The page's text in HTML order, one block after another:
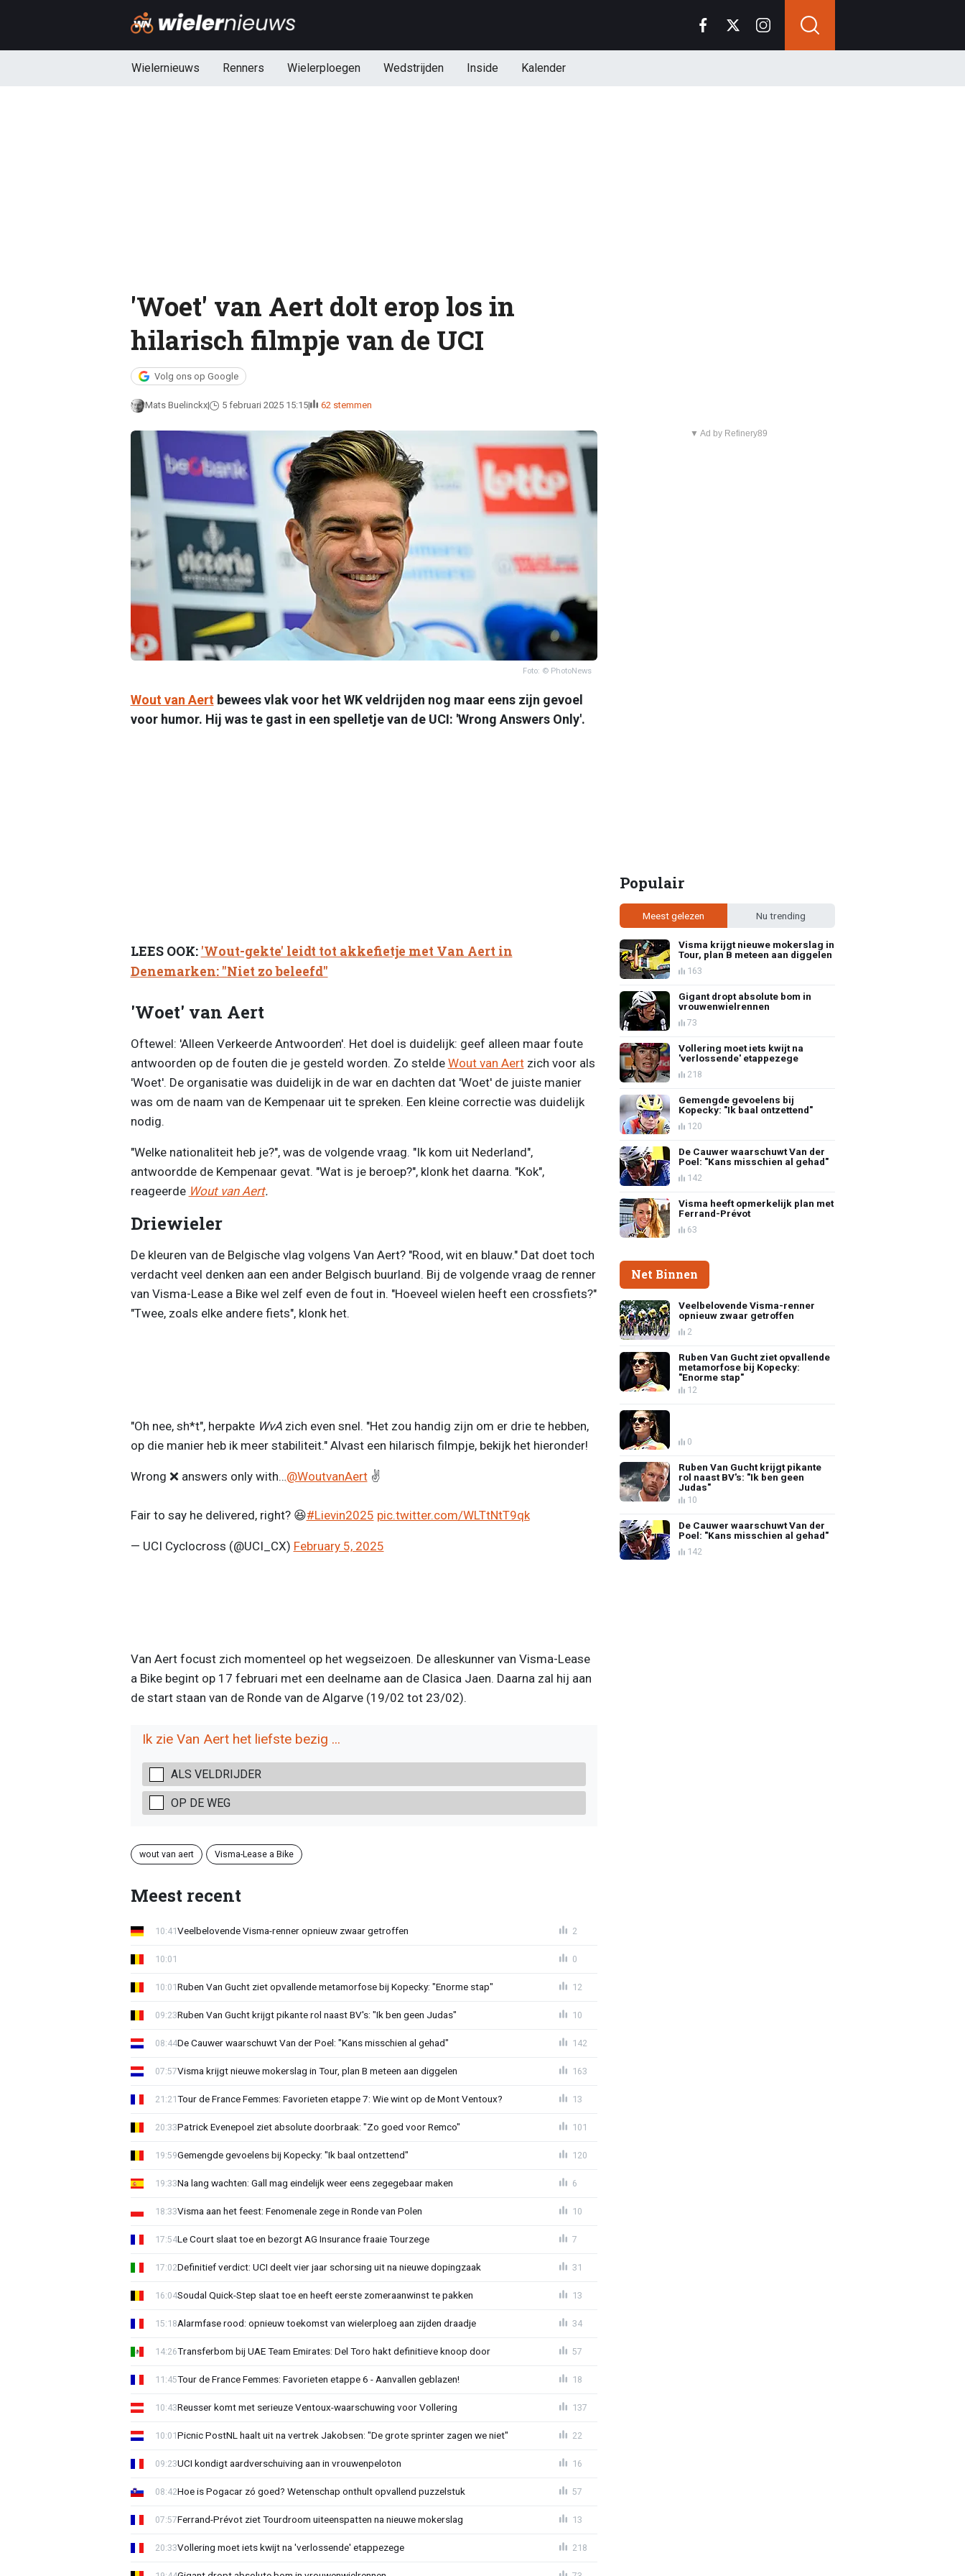
Wielernieuws Renners Wielerploegen Wedstrijden Inside Kalender
'Woet' van Aert dolt erop los in
hilarisch filmpje van de UCI
Volg ons op Google
Mats Buelinckx 5 februari 2025 15:15 62 stemmen
Foto: © PhotoNews
Wout van Aertbewees vlak voor het WK veldrijden nog maar eens zijn gevoel
voor humor. Hij was te gast in een spelletje van de UCI: 'Wrong Answers Only'.
LEES OOK: 'Wout-gekte' leidt tot akkefietje met Van Aert in
Denemarken: "Niet zo beleefd"
'Woet' van Aert
Oftewel: 'Alleen Verkeerde Antwoorden'. Het doel is duidelijk: geef alleen maar foute
antwoorden op de fouten die je gesteld worden. Zo stelde Wout van Aertzich voor als
'Woet'. De organisatie was duidelijk in de war en dachten dat 'Woet' de juiste manier
was om de naam van de Kempenaar uit te spreken. Een kleine correctie was duidelijk
nodig.
"Welke nationaliteit heb je?", was de volgende vraag. "Ik kom uit Nederland",
antwoordde de Kempenaar gevat. "Wat is je beroep?", klonk het daarna. "Kok",
reageerde Wout van Aert.
Driewieler
De kleuren van de Belgische vlag volgens Van Aert? "Rood, wit en blauw." Dat doet toch
verdacht veel denken aan een ander Belgisch buurland. Bij de volgende vraag de renner
van Visma-Lease a Bike wel zelf even de fout in. "Hoeveel wielen heeft een crossfiets?"
"Twee, zoals elke andere fiets", klonk het.
"Oh nee, sh*t", herpakte WvA zich even snel. "Het zou handig zijn om er drie te hebben,
op die manier heb ik meer stabiliteit." Alvast een hilarisch filmpje, bekijk het hieronder!
Wrong ❌ answers only with…@WoutvanAert✌️
Fair to say he delivered, right? 😆#Lievin2025 pic.twitter.com/WLTtNtT9qk
— UCI Cyclocross (@UCI_CX) February 5, 2025
Van Aert focust zich momenteel op het wegseizoen. De alleskunner van Visma-Lease
a Bike begint op 17 februari met een deelname aan de Clasica Jaen. Daarna zal hij aan
de start staan van de Ronde van de Algarve (19/02 tot 23/02).
Ik zie Van Aert het liefste bezig ...
ALS VELDRIJDER
OP DE WEG
wout van aert Visma-Lease a Bike
Meest recent
Veelbelovende Visma-renner opnieuw zwaar getroffen
10:41 2
10:01 0
Ruben Van Gucht ziet opvallende metamorfose bij Kopecky: "Enorme stap"
10:01 12
Ruben Van Gucht krijgt pikante rol naast BV's: "Ik ben geen Judas"
09:23 10
De Cauwer waarschuwt Van der Poel: "Kans misschien al gehad"
08:44 142
Visma krijgt nieuwe mokerslag in Tour, plan B meteen aan diggelen
07:57 163
Tour de France Femmes: Favorieten etappe 7: Wie wint op de Mont Ventoux?
21:21 13
Patrick Evenepoel ziet absolute doorbraak: "Zo goed voor Remco"
20:33 101
Gemengde gevoelens bij Kopecky: "Ik baal ontzettend"
19:59 120
Na lang wachten: Gall mag eindelijk weer eens zegegebaar maken
19:33 6
Visma aan het feest: Fenomenale zege in Ronde van Polen
18:33 10
Le Court slaat toe en bezorgt AG Insurance fraaie Tourzege
17:54 7
Definitief verdict: UCI deelt vier jaar schorsing uit na nieuwe dopingzaak
17:02 31
Soudal Quick-Step slaat toe en heeft eerste zomeraanwinst te pakken
16:04 13
Alarmfase rood: opnieuw toekomst van wielerploeg aan zijden draadje
15:18 34
Transferbom bij UAE Team Emirates: Del Toro hakt definitieve knoop door
14:26 57
Tour de France Femmes: Favorieten etappe 6 - Aanvallen geblazen!
11:45 18
Reusser komt met serieuze Ventoux-waarschuwing voor Vollering
10:43 137
Picnic PostNL haalt uit na vertrek Jakobsen: "De grote sprinter zagen we niet"
10:01 22
UCI kondigt aardverschuiving aan in vrouwenpeloton
09:23 16
Hoe is Pogacar zó goed? Wetenschap onthult opvallend puzzelstuk
08:42 57
Ferrand-Prévot ziet Tourdroom uiteenspatten na nieuwe mokerslag
07:57 13
Vollering moet iets kwijt na 'verlossende' etappezege
20:33 218
▼ Ad by Refinery89
Populair
Meest gelezen Nu trending
Visma krijgt nieuwe mokerslag in
Tour, plan B meteen aan diggelen
163
Gigant dropt absolute bom in
vrouwenwielrennen
73
Vollering moet iets kwijt na
'verlossende' etappezege
218
Gemengde gevoelens bij
Kopecky: "Ik baal ontzettend"
120
De Cauwer waarschuwt Van der
Poel: "Kans misschien al gehad"
142
Visma heeft opmerkelijk plan met
Ferrand-Prévot
63
Net Binnen
Veelbelovende Visma-renner
opnieuw zwaar getroffen
2
Ruben Van Gucht ziet opvallende
metamorfose bij Kopecky:
"Enorme stap"
12
0
Ruben Van Gucht krijgt pikante
rol naast BV's: "Ik ben geen
Judas"
10
De Cauwer waarschuwt Van der
Poel: "Kans misschien al gehad"
142